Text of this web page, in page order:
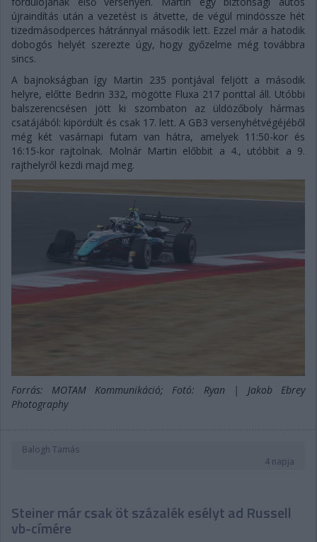
újraindítás után a vezetést is átvette, de végül mindössze hét
tizedmásodperces hátránnyal második lett. Ezzel már a hatodik
dobogós helyét szerezte úgy, hogy győzelme még továbbra
sincs.
A bajnokságban így Martin 235 pontjával feljött a második
helyre, előtte Bedrin 332, mögötte Fluxa 217 ponttal áll. Utóbbi
balszerencsésen jött ki szombaton az üldözőboly hármas
csatájából: kipördült és csak 17. lett. A GB3 versenyhétvégéjéből
még két vasárnapi futam van hátra, amelyek 11:50-kor és
16:15-kor rajtolnak. Molnár Martin előbbit a 4., utóbbit a 9.
rajthelyről kezdi majd meg.
Forrás: MOTAM Kommunikáció; Fotó: Ryan | Jakob Ebrey
Photography
Balogh Tamás
4 napja
Steiner már csak öt százalék esélyt ad Russell
vb-címére